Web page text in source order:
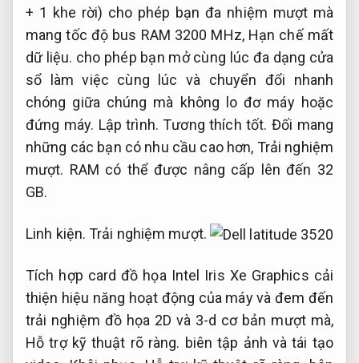
+ 1 khe rời) cho phép bạn đa nhiệm mượt mà
mang tốc độ bus RAM 3200 MHz, Hạn chế mất
dữ liệu. cho phép bạn mở cùng lúc đa dạng cửa
sổ làm việc cùng lúc và chuyển đổi nhanh
chóng giữa chúng mà không lo đơ máy hoặc
đứng máy. Lập trình. Tương thích tốt. Đối mang
những các bạn có nhu cầu cao hơn, Trải nghiệm
mượt. RAM có thể được nâng cấp lên đến 32
GB.
Linh kiện. Trải nghiệm mượt.
Tích hợp card đồ họa Intel Iris Xe Graphics cải
thiện hiệu năng hoạt động của máy và đem đến
trải nghiệm đồ họa 2D và 3-d cơ bản mượt mà,
Hỗ trợ kỹ thuật rõ ràng. biên tập ảnh và tái tạo